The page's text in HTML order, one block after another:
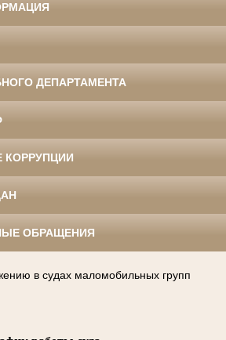
ДЕПАРТАМЕНТА
КОРРУПЦИИ
ОБРАЩЕНИЯ
в судах маломобильных групп